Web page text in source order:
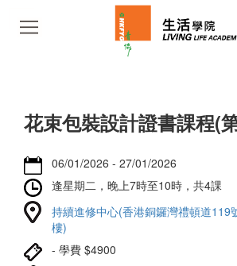
花束包裝設計證書課程(
06/01/2026 - 27/01/2026
逢星期二，晚上7時至10時，共4課
持續進修中心(香港銅鑼灣禮頓道119
樓)
- 學費 $4900